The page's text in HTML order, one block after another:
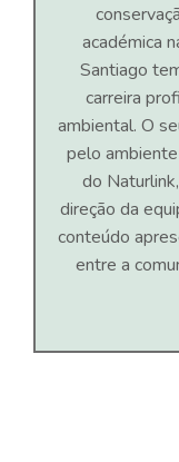
académica
Santiago
carreira
ambiental. O
pelo
do
direção da
conteúdo
entre a